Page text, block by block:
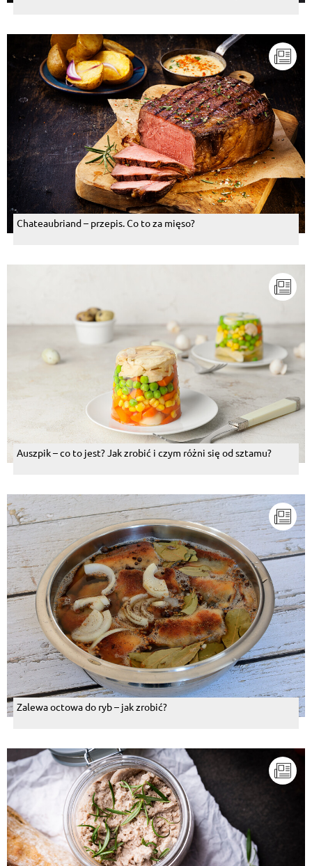
Chateaubriand – przepis. Co to za mięso?
Auszpik – co to jest? Jak zrobić i czym różni się od sztamu?
Zalewa octowa do ryb – jak zrobić?